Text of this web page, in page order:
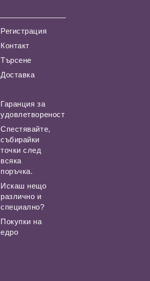
Регистрация
Контакт
Търсене
Доставка
Гаранция за
удовлетвореност
Спестявайте,
събирайки
точки след
всяка
поръчка.
Искаш нещо
различно и
специално?
Покупки на
едро